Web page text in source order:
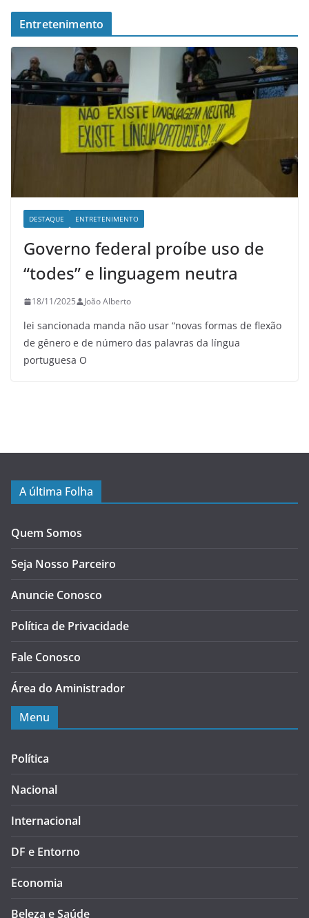
Entretenimento
DESTAQUE ENTRETENIMENTO
Governo federal proíbe uso de
“todes” e linguagem neutra
18/11/2025 João Alberto
lei sancionada manda não usar “novas formas de flexão
de gênero e de número das palavras da língua
portuguesa O
A última Folha
Quem Somos
Seja Nosso Parceiro
Anuncie Conosco
Política de Privacidade
Fale Conosco
Área do Aministrador
Menu
Política
Nacional
Internacional
DF e Entorno
Economia
Beleza e Saúde